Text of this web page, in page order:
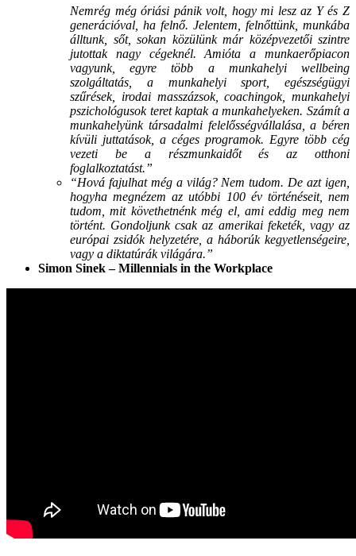
Nemrég még óriási pánik volt, hogy mi lesz az Y és Z
generációval, ha felnő. Jelentem, felnőttünk, munkába
álltunk, sőt, sokan közülünk már középvezetői szintre
jutottak nagy cégeknél. Amióta a munkaerőpiacon
vagyunk, egyre több a munkahelyi wellbeing
szolgáltatás, a munkahelyi sport, egészségügyi
szűrések, irodai masszázsok, coachingok, munkahelyi
pszichológusok teret kaptak a munkahelyeken. Számít a
munkahelyünk társadalmi felelősségvállalása, a béren
kívüli juttatások, a céges programok. Egyre több cég
vezeti be a részmunkaidőt és az otthoni
foglalkoztatást.”
“Hová fajulhat még a világ? Nem tudom. De azt igen,
hogyha megnézem az utóbbi 100 év történéseit, nem
tudom, mit követhetnénk még el, ami eddig meg nem
történt. Gondoljunk csak az amerikai feketék, vagy az
európai zsidók helyzetére, a háborúk kegyetlenségeire,
vagy a diktatúrák világára.”
Simon Sinek – Millennials in the Workplace